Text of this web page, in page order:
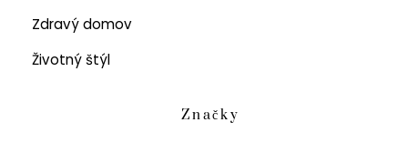
Zdravý domov
Životný štýl
Značky